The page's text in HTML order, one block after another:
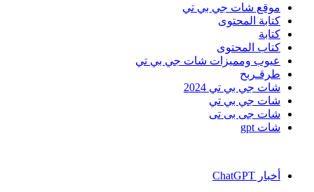
موقع شات جي بي تي
كتابة المحتوى
كتابة
كتاب المحتوى
عيوب ومميزات شات جي بي تي
طرقـربح
شات جي بي تي 2024
شات جي بي تي
شات جى بى تى
شات gpt
أخبار ChatGPT